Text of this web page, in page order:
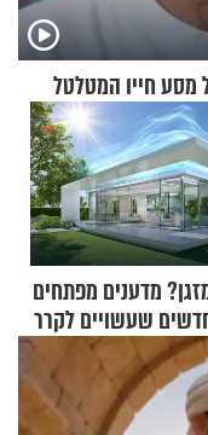
מסע חייו המטלטל
מדענים מפתחים
שעשויים לקרר